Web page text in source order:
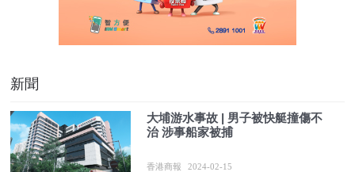
新聞
大埔游水事故 | 男子被快艇撞傷不
治 涉事船家被捕
香港商報 2024-02-15